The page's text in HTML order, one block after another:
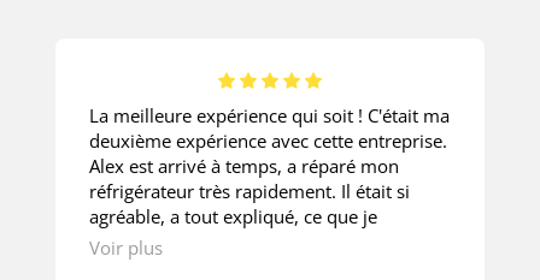
La meilleure expérience qui soit ! C'était ma
deuxième expérience avec cette entreprise.
Alex est arrivé à temps, a réparé mon
réfrigérateur très rapidement. Il était si
agréable, a tout expliqué, ce que je
demandais. Le prix est super ! Merci
beaucoup!
Voir plus